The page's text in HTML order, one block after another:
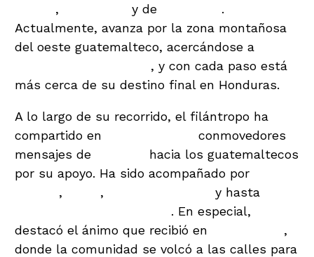
, y de
.
Actualmente, avanza por la zona montañosa
del oeste guatemalteco, acercándose a
, y con cada paso está
más cerca de su destino final en Honduras.
A lo largo de su recorrido, el filántropo ha
compartido en
conmovedores
mensajes de
hacia los guatemaltecos
por su apoyo. Ha sido acompañado por
, ,
y hasta
. En especial,
destacó el ánimo que recibió en
,
donde la comunidad se volcó a las calles para